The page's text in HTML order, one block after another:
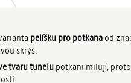
pelíšku pro potkana od
skrýš.
tvaru tunelu potkani milují,